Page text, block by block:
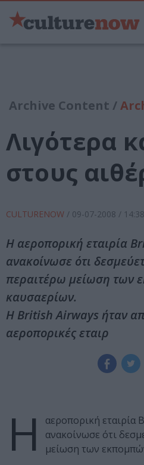
Archive Content /
Λιγότερα
στους
CULTURENOW / 09-07-2008 / 14:38
H αεροπορική εταιρία
ανακοίνωσε ότι
περαιτέρω μείωση των
καυσαερίων.
Η British Airways ήταν
αεροπορικές εταιρ
H
αεροπορική εταιρία
ανακοίνωσε ότι
μείωση των